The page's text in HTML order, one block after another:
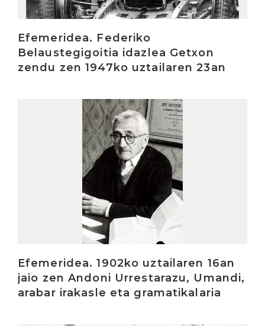
Efemeridea. Federiko
Belaustegigoitia idazlea Getxon
zendu zen 1947ko uztailaren 23an
Efemeridea. 1902ko uztailaren 16an
jaio zen Andoni Urrestarazu, Umandi,
arabar irakasle eta gramatikalaria